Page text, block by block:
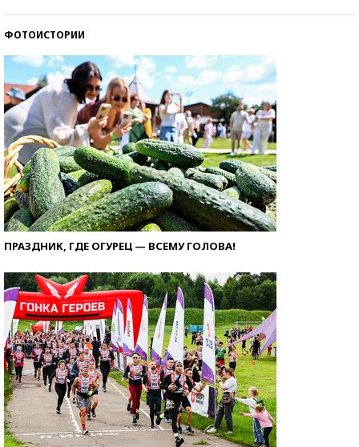
ФОТОИСТОРИИ
ПРАЗДНИК, ГДЕ ОГУРЕЦ — ВСЕМУ ГОЛОВА!